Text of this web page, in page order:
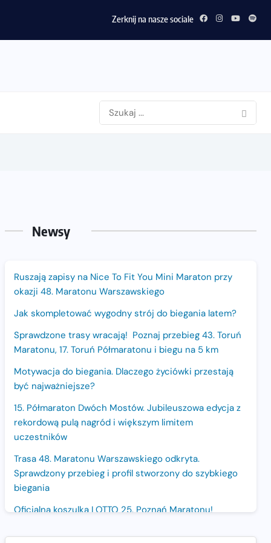
Zerknij na nasze sociale
Newsy
Ruszają zapisy na Nice To Fit You Mini Maraton przy
okazji 48. Maratonu Warszawskiego
Jak skompletować wygodny strój do biegania latem?
Sprawdzone trasy wracają! Poznaj przebieg 43. Toruń
Maratonu, 17. Toruń Półmaratonu i biegu na 5 km
Motywacja do biegania. Dlaczego życiówki przestają
być najważniejsze?
15. Półmaraton Dwóch Mostów. Jubileuszowa edycja z
rekordową pulą nagród i większym limitem
uczestników
Trasa 48. Maratonu Warszawskiego odkryta.
Sprawdzony przebieg i profil stworzony do szybkiego
biegania
Oficjalna koszulka LOTTO 25. Poznań Maratonu!